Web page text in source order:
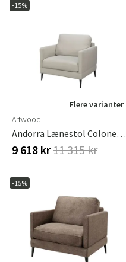
Sverige
Norge
-15%
Flere varianter
Artwood
Andorra Lænestol Colonella Linen
9 618 kr11 315 kr
-15%